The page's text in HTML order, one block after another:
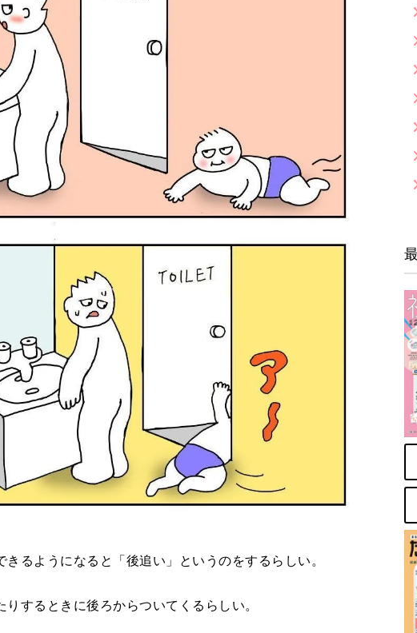
るようになると「後追い」というのをするらしい。
するときに後ろからついてくるらしい。